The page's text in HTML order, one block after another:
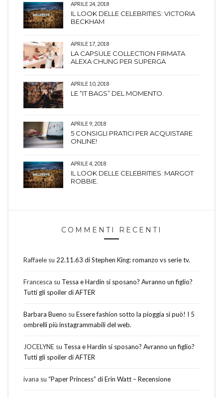
APRILE 24, 2018
IL LOOK DELLE CELEBRITIES: VICTORIA
BECKHAM
APRILE 17, 2018
LA CAPSULE COLLECTION FIRMATA
ALEXA CHUNG PER SUPERGA
APRILE 10, 2018
LE “IT BAGS” DEL MOMENTO.
APRILE 9, 2018
5 CONSIGLI PRATICI PER ACQUISTARE
ONLINE!
APRILE 4, 2018
IL LOOK DELLE CELEBRITIES: MARGOT
ROBBIE.
COMMENTI RECENTI
Raffaele su 22.11.63 di Stephen King: romanzo vs serie tv.
Francesca su Tessa e Hardin si sposano? Avranno un figlio?
Tutti gli spoiler di AFTER
Barbara Bueno su Essere fashion sotto la pioggia si può! I 5
ombrelli più instagrammabili del web.
JOCELYNE su Tessa e Hardin si sposano? Avranno un figlio?
Tutti gli spoiler di AFTER
ivana su “Paper Princess” di Erin Watt – Recensione